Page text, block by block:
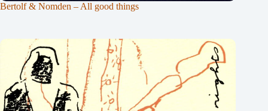
Bertolf & Nomden – All good things